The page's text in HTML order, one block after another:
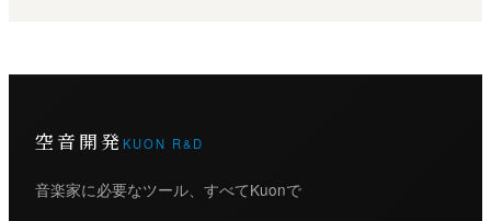
空音開発 KUON R&D
音楽家に必要なツール、すべてKuonで